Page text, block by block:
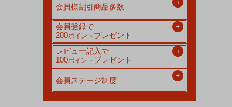
会員様割引商品多数
会員登録で
200ポイント プレゼント
レビュー記入で
100ポイント プレゼント
会員ステージ制度